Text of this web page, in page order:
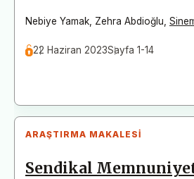
Nebiye Yamak Zehra Abdioğlu
22 Haziran 2023Sayfa 1-14
ARAŞTIRMA MAKALESI
Sendikal